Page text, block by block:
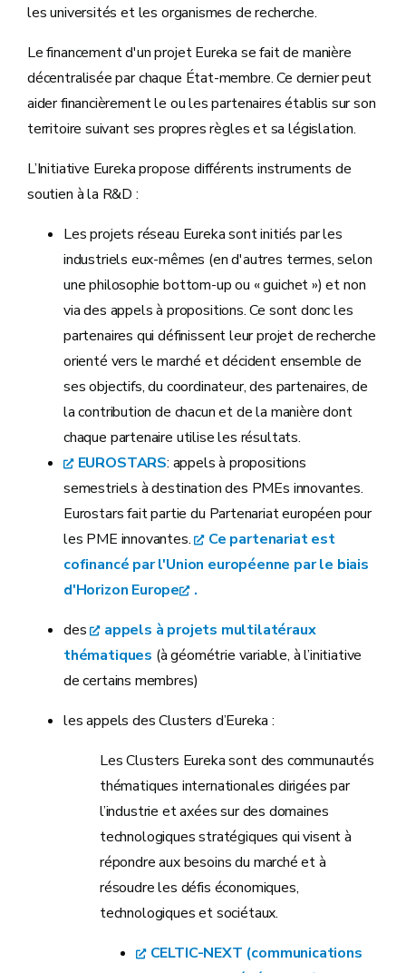
les universités et les organismes de recherche.
Le financement d'un projet Eureka se fait de manière
décentralisée par chaque État-membre. Ce dernier peut
aider financièrement le ou les partenaires établis sur son
territoire suivant ses propres règles et sa législation.
L’Initiative Eureka propose différents instruments de
soutien à la R&D :
Les projets réseau Eureka sont initiés par les
industriels eux-mêmes (en d'autres termes, selon
une philosophie bottom-up ou « guichet ») et non
via des appels à propositions. Ce sont donc les
partenaires qui définissent leur projet de recherche
orienté vers le marché et décident ensemble de
ses objectifs, du coordinateur, des partenaires, de
la contribution de chacun et de la manière dont
chaque partenaire utilise les résultats.
EUROSTARS: appels à propositions
semestriels à destination des PMEs innovantes.
Eurostars fait partie du Partenariat européen pour
les PME innovantes.
Ce partenariat est
cofinancé par l'Union européenne par le biais
d'Horizon Europe
.
des
appels à projets multilatéraux
thématiques (à géométrie variable, à l’initiative
de certains membres)
les appels des Clusters d’Eureka :
Les Clusters Eureka sont des communautés
thématiques internationales dirigées par
l’industrie et axées sur des domaines
technologiques stratégiques qui visent à
répondre aux besoins du marché et à
résoudre les défis économiques,
technologiques et sociétaux.
CELTIC-NEXT (communications